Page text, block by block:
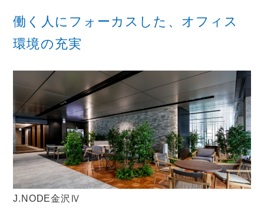
働く人にフォーカスした、オフィス
環境の充実
J.NODE金沢Ⅳ